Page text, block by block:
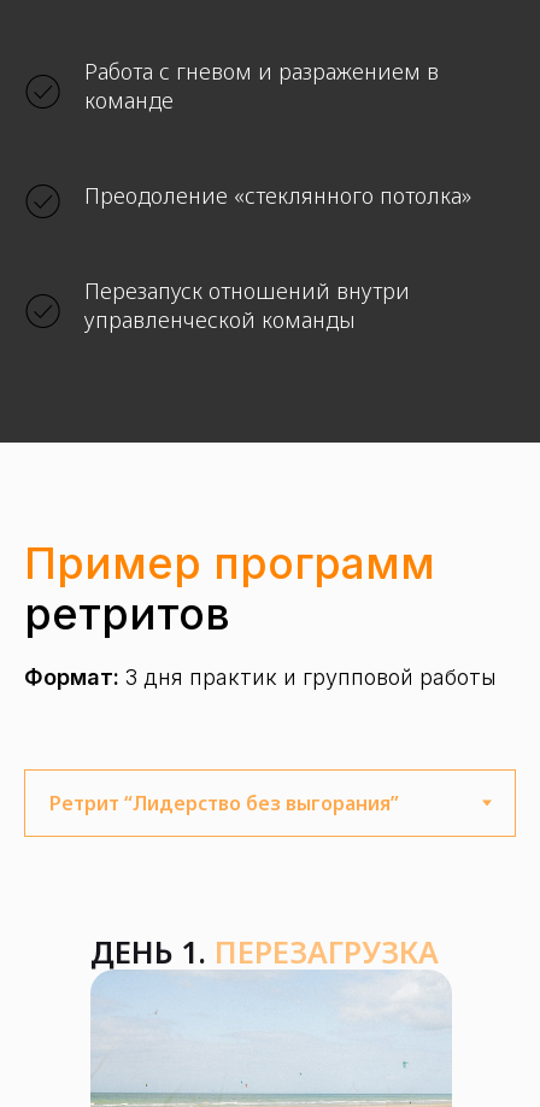
Работа с гневом и разражением в
команде
Преодоление «стеклянного потолка»
Перезапуск отношений внутри
управленческой команды
Пример программ
ретритов
Формат: 3 дня практик и групповой работы
ДЕНЬ 1. ПЕРЕЗАГРУЗКА